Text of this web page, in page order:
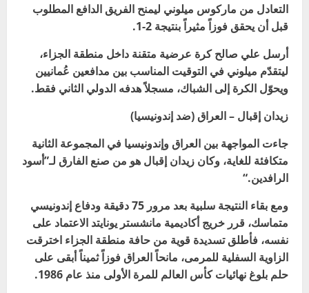
التعادل من ماركوس ميلوني ليمنح الفريق الدافع المطلوب
قبل أن يحقق فوزاً مثيراً بنتيجة 2-1
.
أرسل علي صالح كرة عرضية متقنة داخل منطقة الجزاء،
ليتقدّم ميلوني في التوقيت المناسب بين مدافعين عُمانيين
ويحوّل الكرة إلى الشباك، مسجلاً هدفه الدولي الثاني فقط.
زيدان إقبال – العراق (ضد إندونيسيا)
جاءت المواجهة بين العراق وإندونيسيا في المجموعة الثانية
متكافئة للغاية، وكان زيدان إقبال هو من صنع الفارق لـ”أسود
الرافدين“.
ومع بقاء النتيجة سلبية بعد مرور 75 دقيقة ودفاع إندونيسي
متماسك، قرر خريج أكاديمية مانشستر يونايتد الاعتماد على
نفسه، فأطلق تسديدة قوية من حافة منطقة الجزاء اخترقت
الزاوية السفلية للمرمى، مانحاً العراق فوزاً ثميناً أبقى على
حلم بلوغ نهائيات كأس العالم للمرة الأولى منذ عام 1986
.